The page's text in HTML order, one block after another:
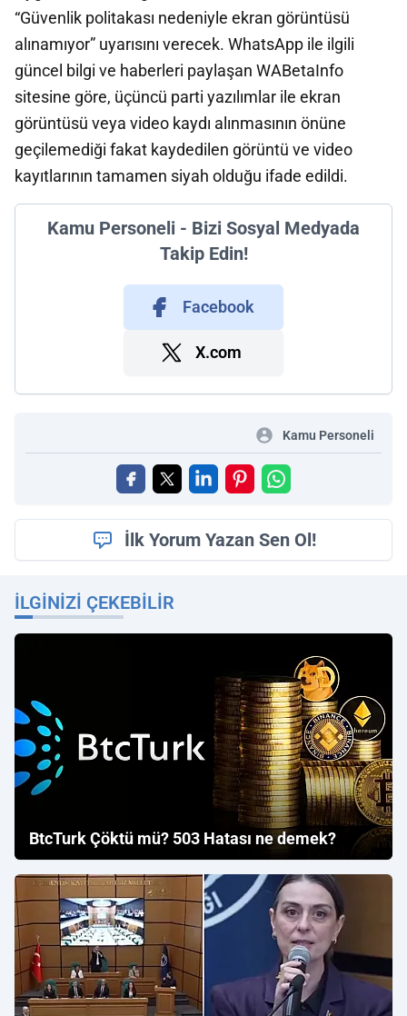
“Güvenlik politakası nedeniyle ekran görüntüsü
alınamıyor” uyarısını verecek. WhatsApp ile ilgili
güncel bilgi ve haberleri paylaşan WABetaInfo
sitesine göre, üçüncü parti yazılımlar ile ekran
görüntüsü veya video kaydı alınmasının önüne
geçilemediği fakat kaydedilen görüntü ve video
kayıtlarının tamamen siyah olduğu ifade edildi.
Kamu Personeli - Bizi Sosyal Medyada
Takip Edin!
Facebook
X.com
Kamu Personeli
İlk Yorum Yazan Sen Ol!
İLGINIZI ÇEKEBILIR
BtcTurk Çöktü mü? 503 Hatası ne demek?